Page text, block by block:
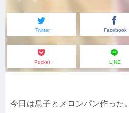
Twitter Facebook
Pocket LINE
今日は息子とメロンパン作った。